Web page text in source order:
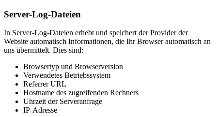
Server-Log-Dateien
In Server-Log-Dateien erhebt und speichert der Provider der
Website automatisch Informationen, die Ihr Browser automatisch an
uns übermittelt. Dies sind:
Browsertyp und Browserversion
Verwendetes Betriebssystem
Referrer URL
Hostname des zugreifenden Rechners
Uhrzeit der Serveranfrage
IP-Adresse